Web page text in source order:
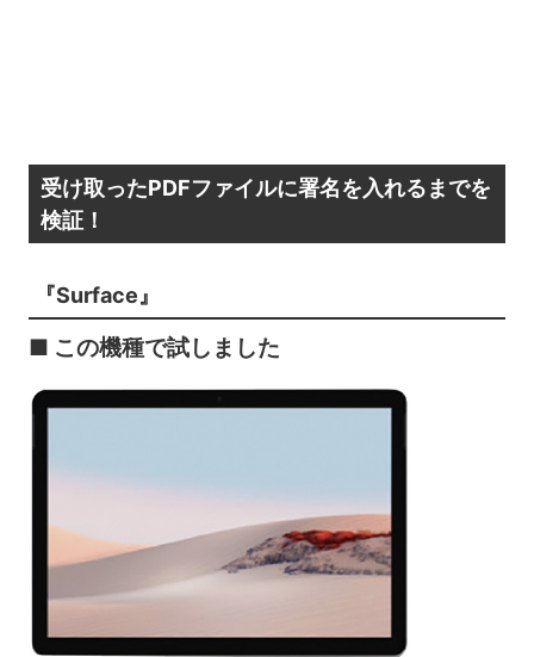
受け取ったPDFファイルに署名を入れるまでを
検証！
『Surface』
■ この機種で試しました